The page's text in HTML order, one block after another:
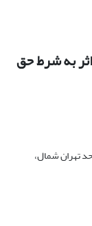
به شرط حق
تهران شمال،